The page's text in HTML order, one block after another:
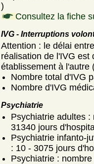
)
Consultez la fiche
IVG - Interruptions
Attention : le délai
réalisation de l'IVG est
établissement à l'autre
Nombre total d'IVG
Nombre d'IVG
Psychiatrie
Psychiatrie adultes
31340 jours
Psychiatrie infanto-
: 10 - 3075 jours
Psychiatrie :